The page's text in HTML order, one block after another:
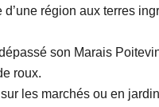
région aux terres
son Marais
roux.
les marchés ou en